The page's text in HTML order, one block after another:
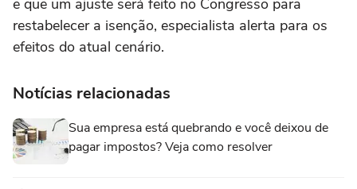
e que um ajuste será feito no Congresso para
restabelecer a isenção, especialista alerta para os
efeitos do atual cenário.
Notícias relacionadas
Sua empresa está quebrando e você deixou de
pagar impostos? Veja como resolver